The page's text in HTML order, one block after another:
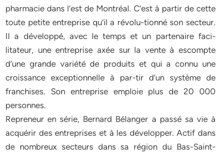
pharmacie dans l’est de Montréal. C’est à partir de cette
toute petite entreprise qu’il a révolu-tionné son secteur.
Il a développé, avec le temps et un partenaire faci-
litateur, une entreprise axée sur la vente à escompte
d’une grande variété de produits et qui a connu une
croissance exceptionnelle à par-tir d’un système de
franchises. Son entreprise emploie plus de 20 000
personnes.
Repreneur en série, Bernard Bélanger a passé sa vie à
acquérir des entreprises et à les développer. Actif dans
de nombreux secteurs dans sa région du Bas-Saint-